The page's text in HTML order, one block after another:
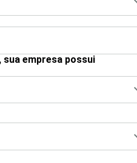
empresa possui